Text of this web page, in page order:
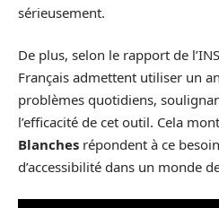
sérieusement.
De plus, selon le rapport de
Français admettent utiliser un
problèmes quotidiens,
l’efficacité de cet outil. Cela
Blanches répondent à ce
d’accessibilité dans un monde